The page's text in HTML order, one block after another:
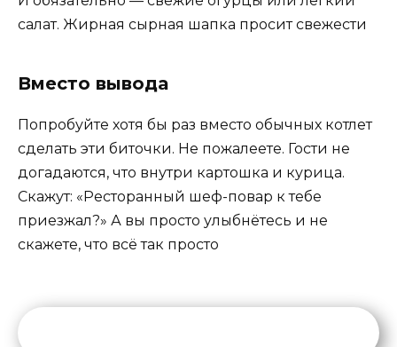
салат. Жирная сырная шапка просит свежести
Вместо вывода
Попробуйте хотя бы раз вместо обычных котлет
сделать эти биточки. Не пожалеете. Гости не
догадаются, что внутри картошка и курица.
Скажут: «Ресторанный шеф-повар к тебе
приезжал?» А вы просто улыбнётесь и не
скажете, что всё так просто